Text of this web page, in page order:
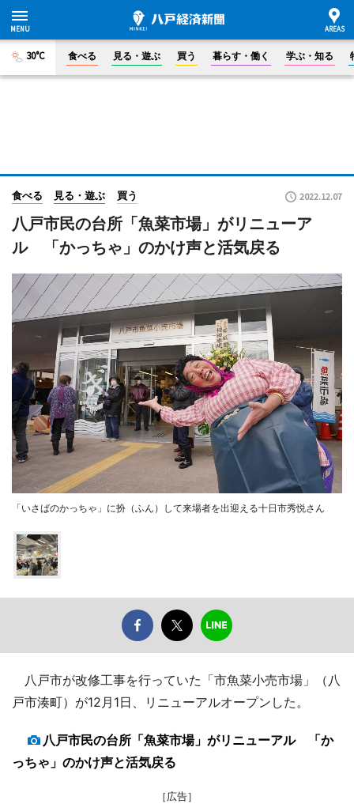
30°C 食べる 見る・遊ぶ 買う 暮らす・働く 学ぶ・知る
食べる 見る・遊ぶ 買う 2022.12.07
八戸市民の台所「魚菜市場」がリニューア
ル 「かっちゃ」のかけ声と活気戻る
「いさばのかっちゃ」に扮（ふん）して来場者を出迎える十日市秀悦さん
八戸市が改修工事を行っていた「市魚菜小売市場」（八
戸市湊町）が12月1日、リニューアルオープンした。
八戸市民の台所「魚菜市場」がリニューアル 「か
っちゃ」のかけ声と活気戻る
［広告］